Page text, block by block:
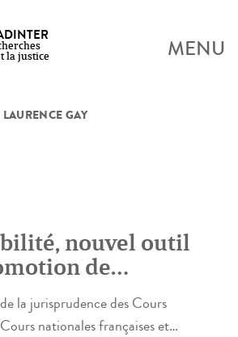
la justice
MENU
LAURENCE GAY
nouvel outil
de
des droits
?
la jurisprudence des Cours
nationales françaises et